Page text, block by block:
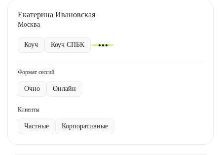
Екатерина Ивановская
Москва
Коуч Коуч СПБК
Формат сессий
Очно Онлайн
Клиенты
Частные Корпоративные